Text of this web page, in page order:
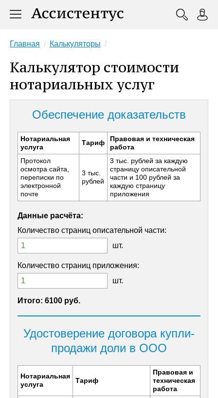
Главная Калькуляторы
Калькулятор стоимости
нотариальных услуг
Обеспечение доказательств
Нотариальная
услуга
Тариф
Правовая и техническая
работа
Протокол
осмотра сайта,
переписки по
электронной
почте
3 тыс.
рублей
3 тыс. рублей за каждую
страницу описательной
части и 100 рублей за
каждую страницу
приложения
Данные расчёта:
Количество страниц описательной части:
шт.
Количество страниц приложения:
шт.
Итого: 6100 руб.
Удостоверение договора купли-
продажи доли в ООО
Нотариальная
услуга
Тариф
Правовая и
техническая
работа